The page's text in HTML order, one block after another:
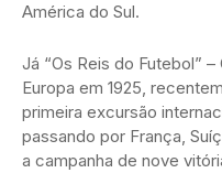
América do Sul.
Já “Os Reis do Futebol”
Europa em 1925,
primeira excursão
passando por França,
a campanha de nove